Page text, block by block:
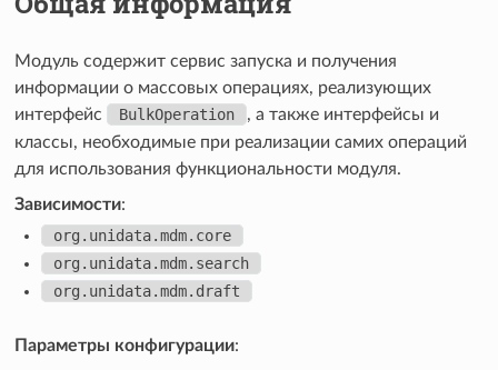
Модуль содержит сервис запуска и получения
информации о массовых операциях, реализующих
интерфейс
BulkOperation
, а также интерфейсы и
классы, необходимые при реализации самих операций
для использования функциональности модуля.
Зависимости:
org.unidata.mdm.core
org.unidata.mdm.search
org.unidata.mdm.draft
Параметры конфигурации: